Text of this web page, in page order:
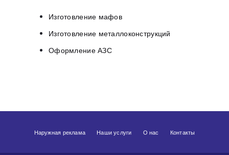
Изготовление мафов
Изготовление металлоконструкций
Оформление АЗС
Наружная реклама Наши услуги О нас Контакты